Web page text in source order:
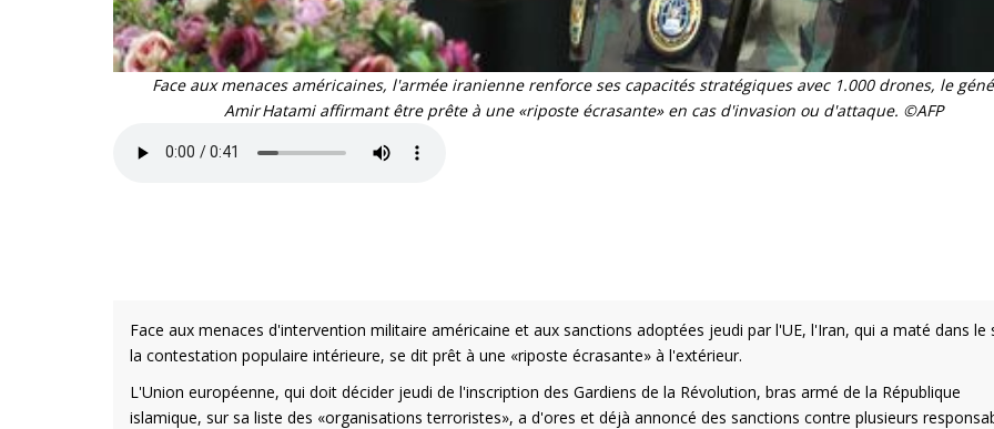
Face aux menaces américaines, l'armée iranienne renforce ses capacités stratégiques avec 1.000 drones, le
Amir Hatami affirmant être prête à une «riposte écrasante» en cas d'invasion ou d'attaque. ©AFP
Face aux menaces d'intervention militaire américaine et aux sanctions adoptées jeudi par l'UE, l'Iran, qui a maté dans le
la contestation populaire intérieure, se dit prêt à une «riposte écrasante» à l'extérieur.
L'Union européenne, qui doit décider jeudi de l'inscription des Gardiens de la Révolution, bras armé de la République
islamique, sur sa liste des «organisations terroristes», a d'ores et déjà annoncé des sanctions contre plusieurs